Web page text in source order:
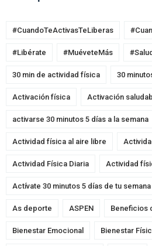
#CuandoTeActivasTeLiberas
#Libérate #MuéveteMás #Salud
30 min de actividad física 30
Activación física Activación
activarse 30 minutos 5 días a la semana
Actividad física al aire libre
Actividad Física Diaria Actividad
Actívate 30 minutos 5 días de tu semana
As deporte ASPEN Beneficios
Bienestar Emocional Bienestar